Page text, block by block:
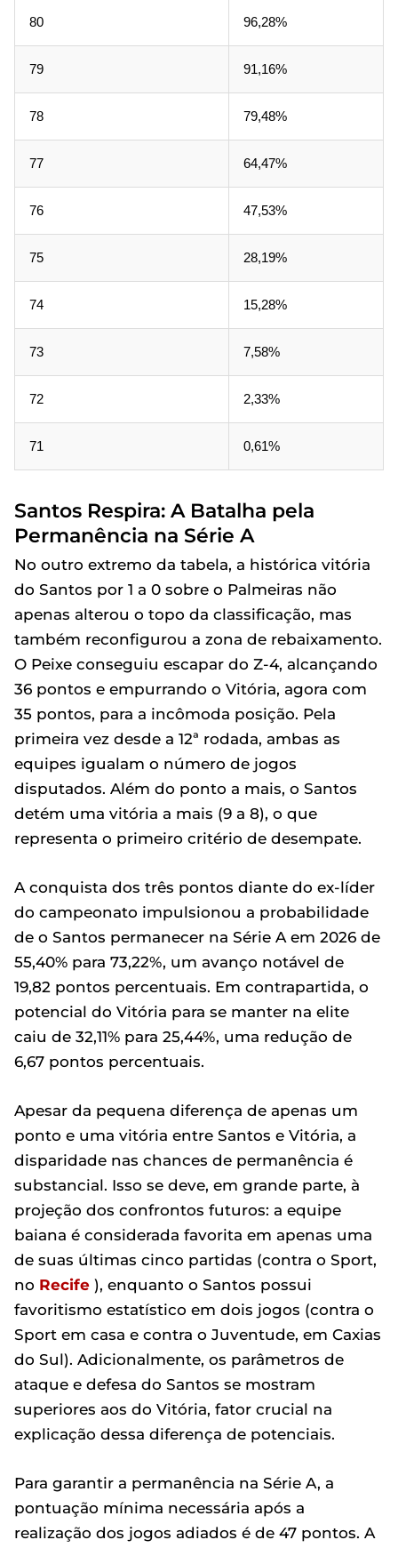
80 96,28%
79 91,16%
78 79,48%
77 64,47%
76 47,53%
75 28,19%
74 15,28%
73 7,58%
72 2,33%
71 0,61%
Santos Respira: A Batalha pela
Permanência na Série A
No outro extremo da tabela, a histórica vitória
do Santos por 1 a 0 sobre o Palmeiras não
apenas alterou o topo da classificação, mas
também reconfigurou a zona de rebaixamento.
O Peixe conseguiu escapar do Z-4, alcançando
36 pontos e empurrando o Vitória, agora com
35 pontos, para a incômoda posição. Pela
primeira vez desde a 12ª rodada, ambas as
equipes igualam o número de jogos
disputados. Além do ponto a mais, o Santos
detém uma vitória a mais (9 a 8), o que
representa o primeiro critério de desempate.
A conquista dos três pontos diante do ex-líder
do campeonato impulsionou a probabilidade
de o Santos permanecer na Série A em 2026 de
55,40% para 73,22%, um avanço notável de
19,82 pontos percentuais. Em contrapartida, o
potencial do Vitória para se manter na elite
caiu de 32,11% para 25,44%, uma redução de
6,67 pontos percentuais.
Apesar da pequena diferença de apenas um
ponto e uma vitória entre Santos e Vitória, a
disparidade nas chances de permanência é
substancial. Isso se deve, em grande parte, à
projeção dos confrontos futuros: a equipe
baiana é considerada favorita em apenas uma
de suas últimas cinco partidas (contra o Sport,
no Recife ), enquanto o Santos possui
favoritismo estatístico em dois jogos (contra o
Sport em casa e contra o Juventude, em Caxias
do Sul). Adicionalmente, os parâmetros de
ataque e defesa do Santos se mostram
superiores aos do Vitória, fator crucial na
explicação dessa diferença de potenciais.
Para garantir a permanência na Série A, a
pontuação mínima necessária após a
realização dos jogos adiados é de 47 pontos. A